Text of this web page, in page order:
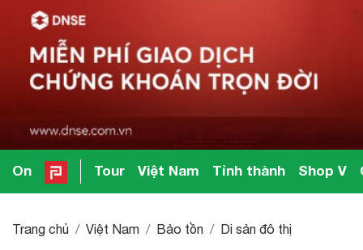
On Tour Việt Nam Tỉnh thành Shop V
Trang chủ Việt Nam Bảo tồn Di sản đô thị